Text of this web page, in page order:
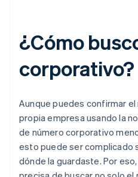
¿Cómo
corporativo?
Aunque puedes confirmar
propia empresa usando la
de número corporativo
esto puede ser complicado
dónde la guardaste. Por